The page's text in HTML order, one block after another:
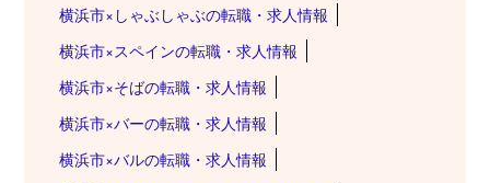
横浜市×しゃぶしゃぶの転職・求人情報
横浜市×スペインの転職・求人情報
横浜市×そばの転職・求人情報
横浜市×バーの転職・求人情報
横浜市×バルの転職・求人情報